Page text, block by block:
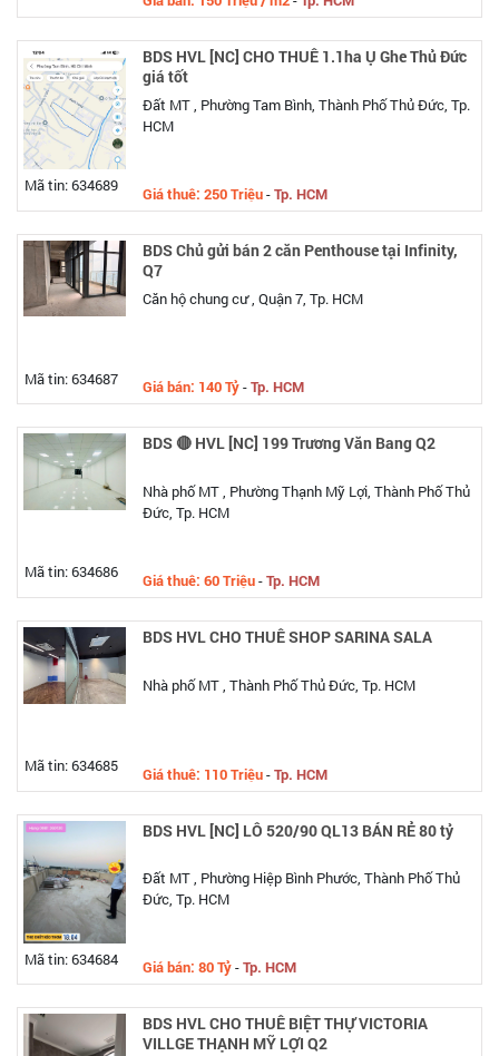
Mã tin: 634689
BDS HVL [NC] CHO THUÊ 1.1ha Ụ Ghe Thủ Đức
giá tốt
Đất MT , Phường Tam Bình, Thành Phố Thủ Đức, Tp.
HCM
Giá thuê: 250 Triệu-Tp. HCM
Mã tin: 634687
BDS Chủ gửi bán 2 căn Penthouse tại Infinity,
Q7
Căn hộ chung cư , Quận 7, Tp. HCM
Giá bán: 140 Tỷ-Tp. HCM
Mã tin: 634686
BDS 🔴 HVL [NC] 199 Trương Văn Bang Q2
Nhà phố MT , Phường Thạnh Mỹ Lợi, Thành Phố Thủ
Đức, Tp. HCM
Giá thuê: 60 Triệu-Tp. HCM
Mã tin: 634685
BDS HVL CHO THUÊ SHOP SARINA SALA
Nhà phố MT , Thành Phố Thủ Đức, Tp. HCM
Giá thuê: 110 Triệu-Tp. HCM
Mã tin: 634684
BDS HVL [NC] LÔ 520/90 QL13 BÁN RẺ 80 tỷ
Đất MT , Phường Hiệp Bình Phước, Thành Phố Thủ
Đức, Tp. HCM
Giá bán: 80 Tỷ-Tp. HCM
BDS HVL CHO THUÊ BIỆT THỰ VICTORIA
VILLGE THẠNH MỸ LỢI Q2